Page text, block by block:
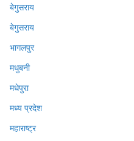
बेगुसराय
बेगुसराय
भागलपुर
मधुबनी
मधेपुरा
मध्य प्रदेश
महाराष्ट्र